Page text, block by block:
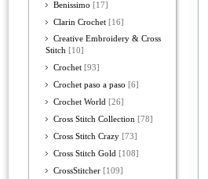
Benissimo [17]
Clarin Crochet [16]
Creative Embroidery & Cross
Stitch [10]
Crochet [93]
Crochet paso a paso [6]
Crochet World [26]
Cross Stitch Collection [78]
Cross Stitch Crazy [73]
Cross Stitch Gold [108]
CrossStitcher [109]